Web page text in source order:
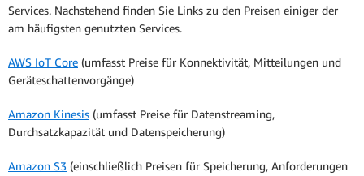
Services. Nachstehend finden Sie Links zu den Preisen einiger der
am häufigsten genutzten Services.
AWS IoT Core (umfasst Preise für Konnektivität, Mitteilungen und
Geräteschattenvorgänge)
Amazon Kinesis (umfasst Preise für Datenstreaming,
Durchsatzkapazität und Datenspeicherung)
Amazon S3 (einschließlich Preisen für Speicherung, Anforderungen